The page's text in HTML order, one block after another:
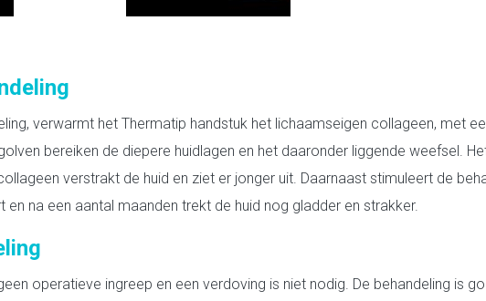
verwarmt het Thermatip handstuk het lichaamseigen collageen, met
bereiken de diepere huidlagen en het daaronder liggende weefsel.
verstrakt de huid en ziet er jonger uit. Daarnaast stimuleert de
en na een aantal maanden trekt de huid nog gladder en strakker.
operatieve ingreep en een verdoving is niet nodig. De behandeling is